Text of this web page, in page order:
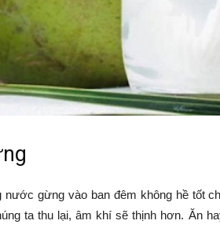
nước gừng vào ban đêm không hề tốt
ta thu lại, âm khí sẽ thịnh hơn. Ăn